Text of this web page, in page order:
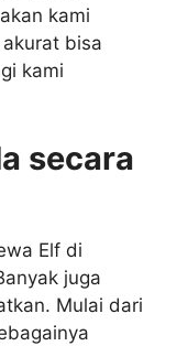
kami
bisa
kami
secara
Elf di
juga
Mulai dari